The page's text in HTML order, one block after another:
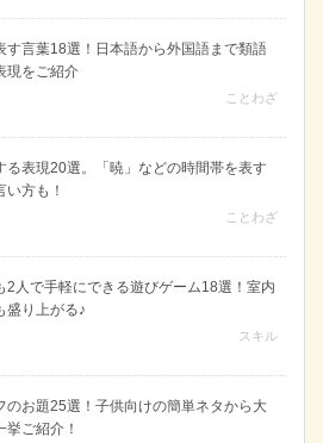
す言葉18選！日本語から外国語まで類語
現をご紹介
ことわざ
る表現20選。「暁」などの時間帯を表す
い方も！
ことわざ
2人で手軽にできる遊びゲーム18選！室内
盛り上がる♪
スキル
のお題25選！子供向けの簡単ネタから大
挙ご紹介！